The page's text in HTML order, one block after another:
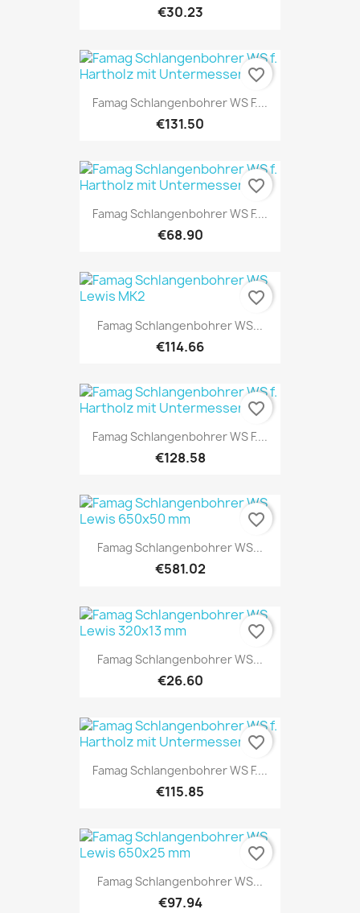
€30.23
Famag Schlangenbohrer WS F....
€131.50
favorite_border
Famag Schlangenbohrer WS F....
€68.90
favorite_border
Famag Schlangenbohrer WS...
€114.66
favorite_border
Famag Schlangenbohrer WS F....
€128.58
favorite_border
Famag Schlangenbohrer WS...
€581.02
favorite_border
Famag Schlangenbohrer WS...
€26.60
favorite_border
Famag Schlangenbohrer WS F....
€115.85
favorite_border
Famag Schlangenbohrer WS...
€97.94
favorite_border